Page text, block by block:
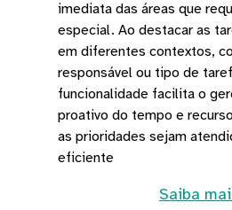
imediata das áreas que
especial. Ao destacar as
em diferentes contextos,
responsável ou tipo de
funcionalidade facilita o
proativo do tempo e
as prioridades sejam
eficiente
Saiba